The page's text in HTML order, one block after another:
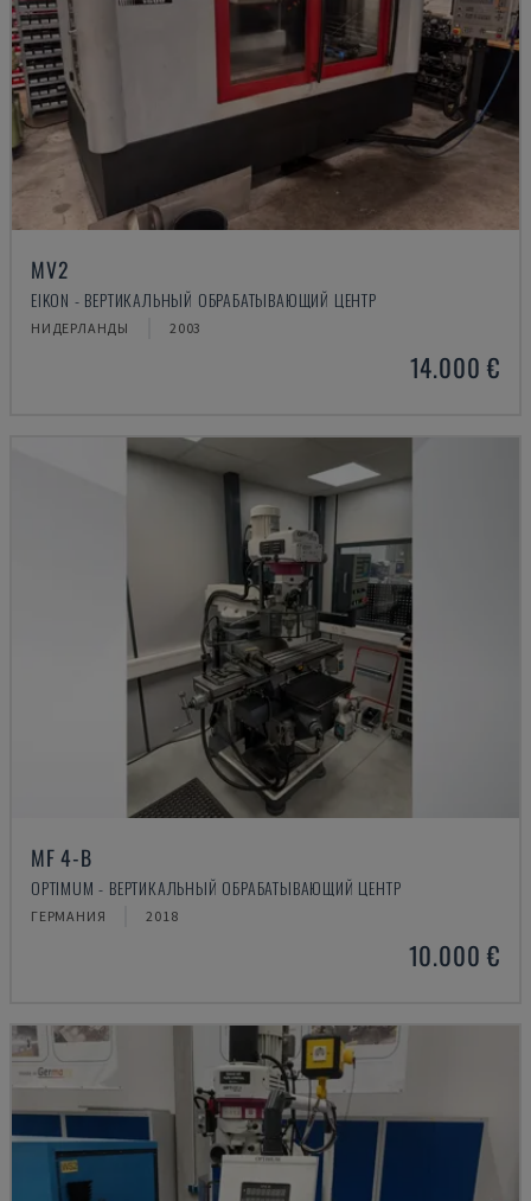
MV2
EIKON - ВЕРТИКАЛЬНЫЙ ОБРАБАТЫВАЮЩИЙ ЦЕНТР
НИДЕРЛАНДЫ 2003
14.000 €
MF 4-B
OPTIMUM - ВЕРТИКАЛЬНЫЙ ОБРАБАТЫВАЮЩИЙ ЦЕНТР
ГЕРМАНИЯ 2018
10.000 €